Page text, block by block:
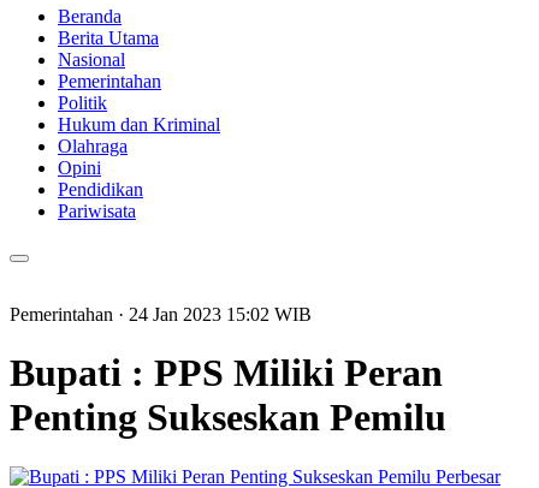
Beranda
Berita Utama
Nasional
Pemerintahan
Politik
Hukum dan Kriminal
Olahraga
Opini
Pendidikan
Pariwisata
Pemerintahan · 24 Jan 2023 15:02 WIB
Bupati : PPS Miliki Peran
Penting Sukseskan Pemilu
Perbesar